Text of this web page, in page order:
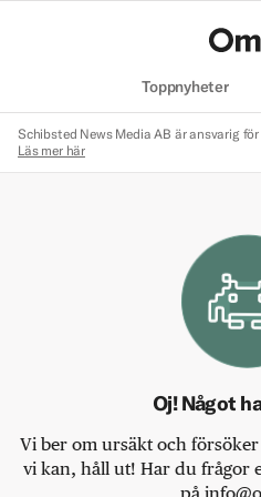
Toppnyheter
Schibsted News Media AB är ansvarig
Läs mer här
Oj! Något
Vi ber om ursäkt och
vi kan, håll ut! Har du frågor